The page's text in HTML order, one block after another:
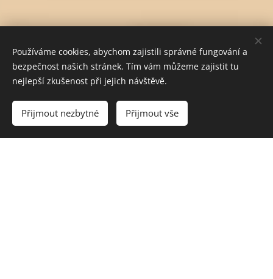
Do košíku
Používáme cookies, abychom zajistili správné fungování a
bezpečnost našich stránek. Tím vám můžeme zajistit tu
nejlepší zkušenost při jejich návštěvě.
Přijmout nezbytné Přijmout vše